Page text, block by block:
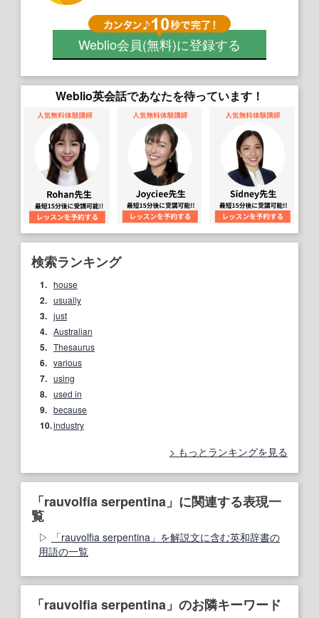
Weblio会員(無料)に登録する
Weblio英会話であなたを待っています！
検索ランキング
1. house
2. usually
3. just
4. Australian
5. Thesaurus
6. various
7. using
8. used in
9. because
10.industry
もっとランキングを見る
「rauvolfia serpentina」に関連する表現一
覧
「rauvolfia serpentina」を解説文に含む英和辞書の
用語の一覧
「rauvolfia serpentina」のお隣キーワード